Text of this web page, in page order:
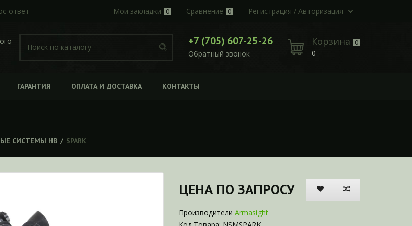
ответ Мои закладки 0 Сравнение 0 Регистрация / Авторизация
+7 (705) 607-25-26
Обратный звонок
Корзина 0
0
ГАРАНТИЯ ОПЛАТА И ДОСТАВКА КОНТАКТЫ
СИСТЕМЫ НВ / SPARK
ЦЕНА ПО ЗАПРОСУ
Производители Armasight